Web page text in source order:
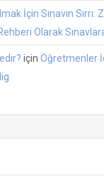
İçin Sınavın Sırrı:
Olarak
için Öğretmenler